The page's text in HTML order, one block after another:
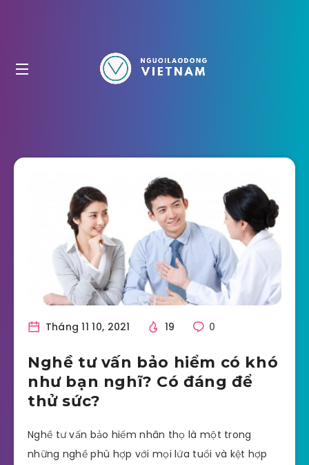
Tháng 11 10, 2021 19 0
Nghề tư vấn bảo hiểm có khó
như bạn nghĩ? Có đáng để
thử sức?
Nghề tư vấn bảo hiểm nhân thọ là một trong
những nghề phù hợp với mọi lứa tuổi và kệt hợp